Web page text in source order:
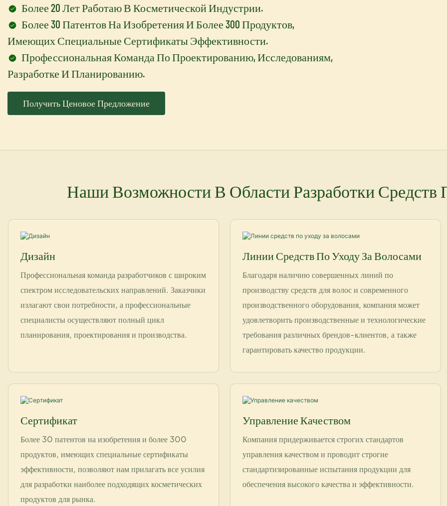
Более 20 Лет Работаю В Косметической Индустрии.
Более 30 Патентов На Изобретения И Более 300 Продуктов,
Имеющих Специальные Сертификаты Эффективности.
Профессиональная Команда По Проектированию, Исследованиям,
Разработке И Планированию.
Получить Ценовое Предложение
Наши Возможности В Области Разработки Средств
Дизайн
Профессиональная команда разработчиков с широким
спектром исследовательских направлений. Заказчики
излагают свои потребности, а профессиональные
специалисты осуществляют полный цикл
планирования, проектирования и производства.
Линии Средств По Уходу За Волосами
Благодаря наличию совершенных линий по
производству средств для волос и современного
производственного оборудования, компания может
удовлетворить производственные и технологические
требования различных брендов-клиентов, а также
гарантировать качество продукции.
Сертификат
Более 30 патентов на изобретения и более 300
продуктов, имеющих специальные сертификаты
эффективности, позволяют нам прилагать все усилия
для разработки наиболее подходящих косметических
продуктов для рынка.
Управление Качеством
Компания придерживается строгих стандартов
управления качеством и проводит строгие
стандартизированные испытания продукции для
обеспечения высокого качества и эффективности.